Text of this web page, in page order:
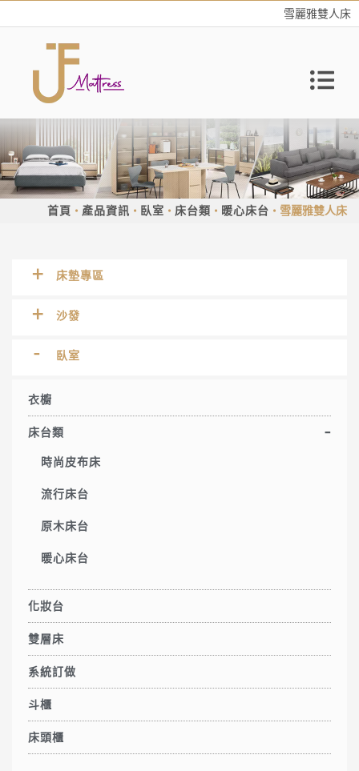
雪麗雅雙人床
首頁 產品資訊 臥室 床台類 暖心床台 雪麗雅雙人床
床墊專區
沙發
臥室
衣櫥
床台類
時尚皮布床
流行床台
原木床台
暖心床台
化妝台
雙層床
系統訂做
斗櫃
床頭櫃